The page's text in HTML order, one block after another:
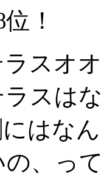
！
スオ
スは
はな
、っ